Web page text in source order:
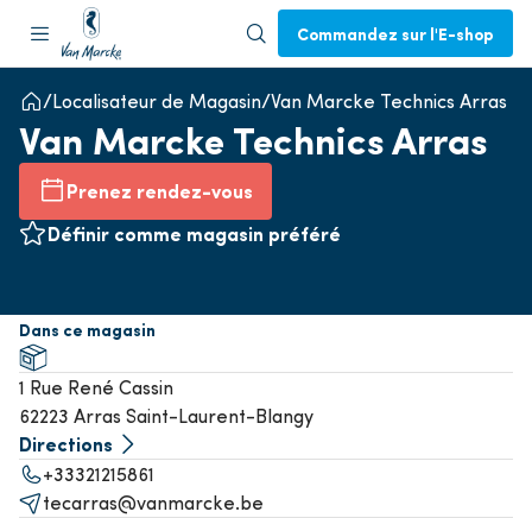
Commandez sur l'E-shop
Localisateur de Magasin Van Marcke Technics Arras
Van Marcke Technics Arras
Prenez rendez-vous
Définir comme magasin préféré
Dans ce magasin
1 Rue René Cassin
62223 Arras Saint-Laurent-Blangy
Directions
+33321215861
tecarras@vanmarcke.be